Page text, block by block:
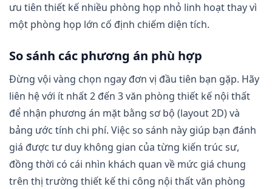
ưu tiên thiết kế nhiều phòng họp nhỏ linh hoạt thay vì
một phòng họp lớn cố định chiếm diện tích.
So sánh các phương án phù hợp
Đừng vội vàng chọn ngay đơn vị đầu tiên bạn gặp. Hãy
liên hệ với ít nhất 2 đến 3 văn phòng thiết kế nội thất
để nhận phương án mặt bằng sơ bộ (layout 2D) và
bảng ước tính chi phí. Việc so sánh này giúp bạn đánh
giá được tư duy không gian của từng kiến trúc sư,
đồng thời có cái nhìn khách quan về mức giá chung
trên thị trường thiết kế thi công nội thất văn phòng